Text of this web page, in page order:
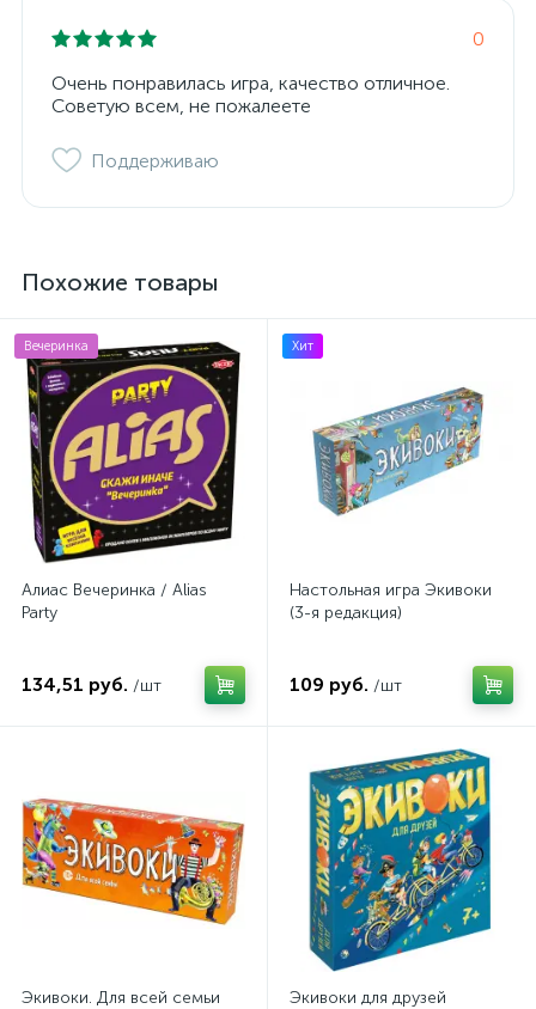
0
Очень понравилась игра, качество отличное.
Советую всем, не пожалеете
Поддерживаю
Похожие товары
Вечеринка
Алиас Вечеринка / Alias
Party
134,51 руб. /шт
Хит
Настольная игра Экивоки
(3-я редакция)
109 руб. /шт
Экивоки. Для всей семьи Экивоки для друзей